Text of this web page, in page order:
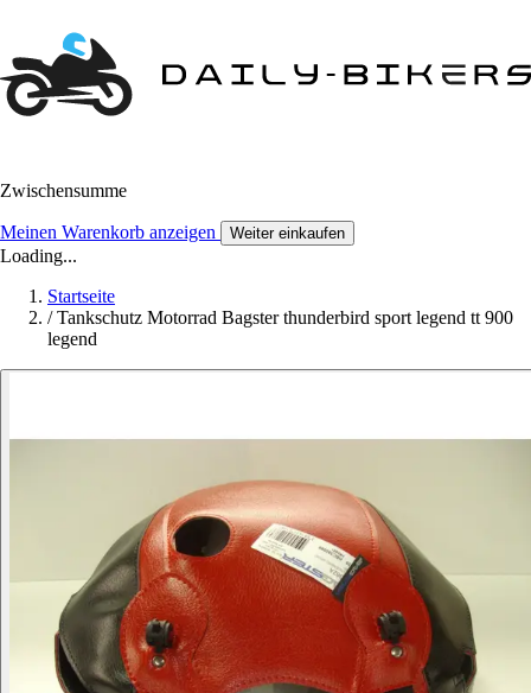
Zwischensumme
Meinen Warenkorb anzeigen Weiter einkaufen
Loading...
Startseite
/ Tankschutz Motorrad Bagster thunderbird sport legend tt 900
legend